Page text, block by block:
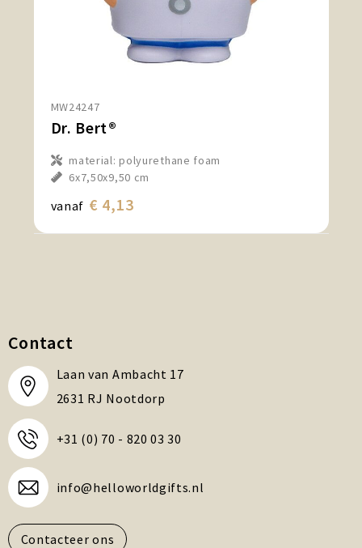
MW24247
Dr. Bert®
material: polyurethane foam
6x7,50x9,50 cm
vanaf € 4,13
Contact
Laan van Ambacht 17
2631 RJ Nootdorp
+31 (0) 70 - 820 03 30
info@helloworldgifts.nl
Contacteer ons